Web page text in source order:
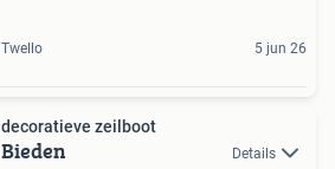
Twello 5 jun 26
decoratieve zeilboot
Bieden Details